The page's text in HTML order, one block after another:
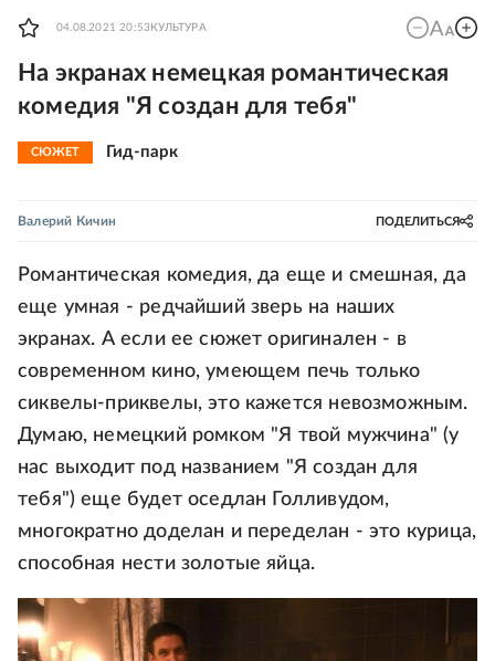
04.08.2021 20:53 КУЛЬТУРА
На экранах немецкая романтическая
комедия "Я создан для тебя"
СЮЖЕТ Гид-парк
Валерий Кичин ПОДЕЛИТЬСЯ
Романтическая комедия, да еще и смешная, да
еще умная - редчайший зверь на наших
экранах. А если ее сюжет оригинален - в
современном кино, умеющем печь только
сиквелы-приквелы, это кажется невозможным.
Думаю, немецкий ромком "Я твой мужчина" (у
нас выходит под названием "Я создан для
тебя") еще будет оседлан Голливудом,
многократно доделан и переделан - это курица,
способная нести золотые яйца.